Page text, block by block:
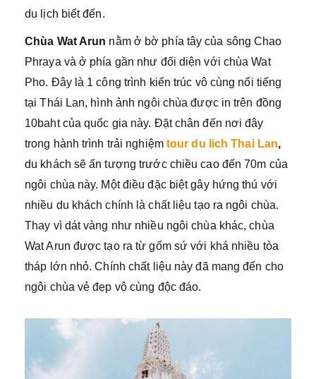
du lịch biết đến.
Chùa Wat Arun nằm ở bờ phía tây của sông Chao
Phraya và ở phía gần như đối diện với chùa Wat
Pho. Đây là 1 công trình kiến trúc vô cùng nổi tiếng
tại Thái Lan, hình ảnh ngôi chùa được in trên đồng
10baht của quốc gia này. Đặt chân đến nơi đây
trong hành trình trải nghiệm tour du lich Thai Lan,
du khách sẽ ấn tượng trước chiều cao đến 70m của
ngôi chùa này. Một điều đặc biệt gây hứng thú với
nhiều du khách chính là chất liệu tạo ra ngôi chùa.
Thay vì dát vàng như nhiều ngôi chùa khác, chùa
Wat Arun được tạo ra từ gốm sứ với khá nhiều tòa
tháp lớn nhỏ. Chính chất liệu này đã mang đến cho
ngôi chùa vẻ đẹp vô cùng độc đáo.